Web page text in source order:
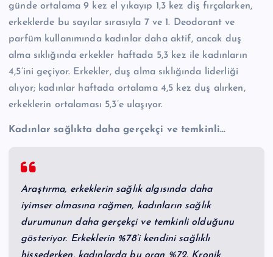
günde ortalama 9 kez el yıkayıp 1,3 kez diş fırçalarken,
erkeklerde bu sayılar sırasıyla 7 ve 1. Deodorant ve
parfüm kullanımında kadınlar daha aktif, ancak duş
alma sıklığında erkekler haftada 5,3 kez ile kadınların
4,5’ini geçiyor. Erkekler, duş alma sıklığında liderliği
alıyor; kadınlar haftada ortalama 4,5 kez duş alırken,
erkeklerin ortalaması 5,3’e ulaşıyor.
Kadınlar sağlıkta daha gerçekçi ve temkinli…
Araştırma, erkeklerin sağlık algısında daha
iyimser olmasına rağmen, kadınların sağlık
durumunun daha gerçekçi ve temkinli olduğunu
gösteriyor. Erkeklerin %78’i kendini sağlıklı
hissederken, kadınlarda bu oran %72. Kronik